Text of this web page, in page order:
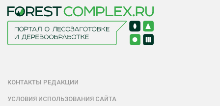
КОНТАКТЫ РЕДАКЦИИ
УСЛОВИЯ ИСПОЛЬЗОВАНИЯ САЙТА